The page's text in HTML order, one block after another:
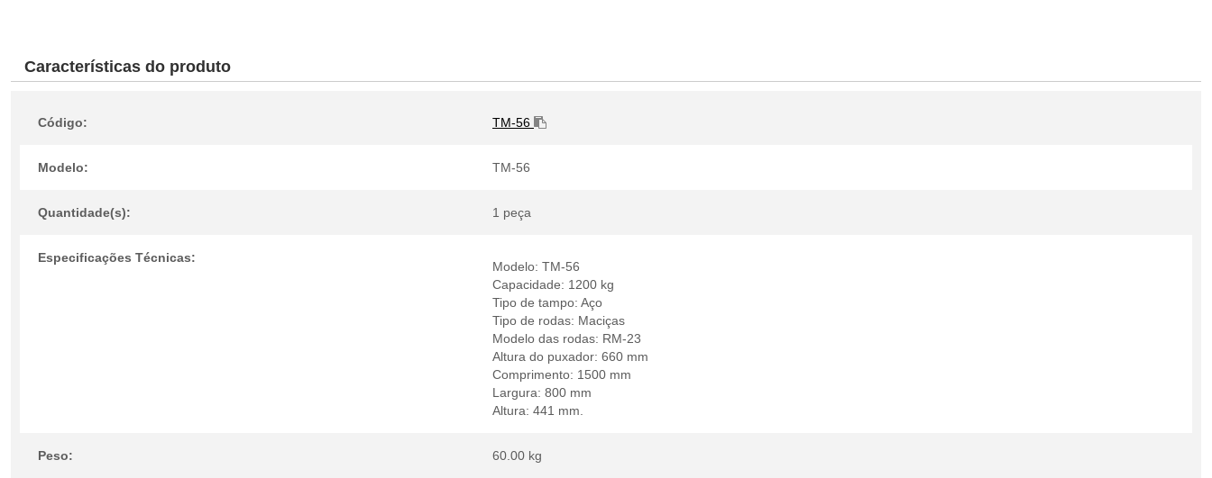
Características do produto
Código: TM-56
Modelo: TM-56
Quantidade(s): 1 peça
Especificações Técnicas:
Modelo: TM-56
Capacidade: 1200 kg
Tipo de tampo: Aço
Tipo de rodas: Maciças
Modelo das rodas: RM-23
Altura do puxador: 660 mm
Comprimento: 1500 mm
Largura: 800 mm
Altura: 441 mm.
Peso: 60.00 kg